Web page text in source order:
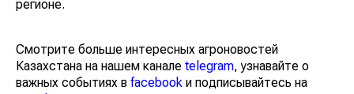
регионе.
Смотрите больше интересных агроновостей
Казахстана на нашем канале telegram, узнавайте о
важных событиях в facebook и подписывайтесь на